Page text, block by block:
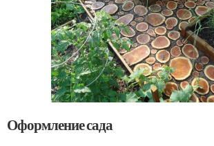
Оформление сада